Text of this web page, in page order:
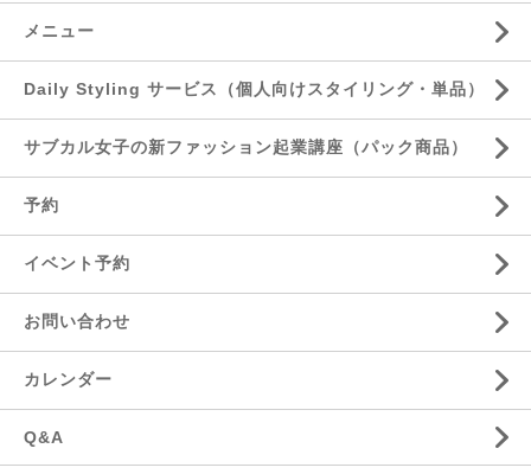
メニュー
Daily Styling サービス（個人向けスタイリング・単品）
サブカル女子の新ファッション起業講座（パック商品）
予約
イベント予約
お問い合わせ
カレンダー
Q&A